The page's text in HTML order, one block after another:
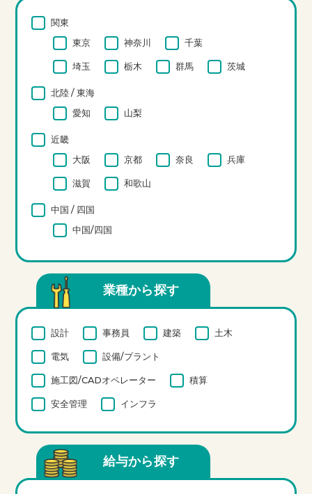
関東
東京
神奈川 千葉
埼玉 栃木 群馬 茨城
北陸 / 東海
愛知
山梨
近畿
大阪
京都 奈良 兵庫
滋賀 和歌山
中国 / 四国
中国/四国
業種から探す
設計 事務員 建築 土木
電気 設備/プラント
施工図/CADオペレーター 積算
安全管理 インフラ
給与から探す